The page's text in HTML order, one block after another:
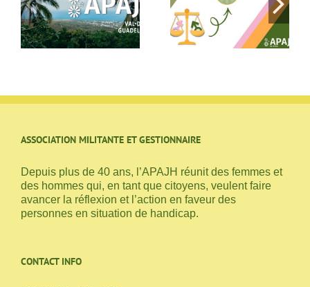
Professionnelle
Femmes / Hommes
2025
quotidien : on en
parle au SESSAD à
Argenteuil
ASSOCIATION MILITANTE ET GESTIONNAIRE
Depuis plus de 40 ans, l’APAJH réunit des femmes et
des hommes qui, en tant que citoyens, veulent faire
avancer la réflexion et l’action en faveur des
personnes en situation de handicap.
CONTACT INFO